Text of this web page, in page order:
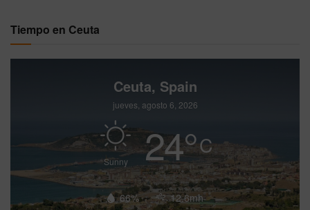
Tiempo en Ceuta
Ceuta, Spain
jueves, agosto 6, 2026
Sunny 24°C
66% 12.6mh